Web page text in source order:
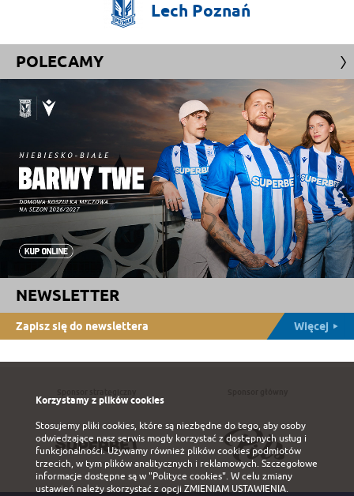
Lech Poznań
POLECAMY
NEWSLETTER
Zapisz się do newslettera Więcej
Korzystamy z plików cookies
Stosujemy pliki cookies, które są niezbędne do tego, aby osoby
odwiedzające nasz serwis mogły korzystać z dostępnych usług i
funkcjonalności. Używamy również plików cookies podmiotów
trzecich, w tym plików analitycznych i reklamowych. Szczegołowe
informacje dostępne są w"Polityce cookies". W celu zmiany
ustawień należy skorzystać z opcji ZMIENIAM USTAWIENIA.